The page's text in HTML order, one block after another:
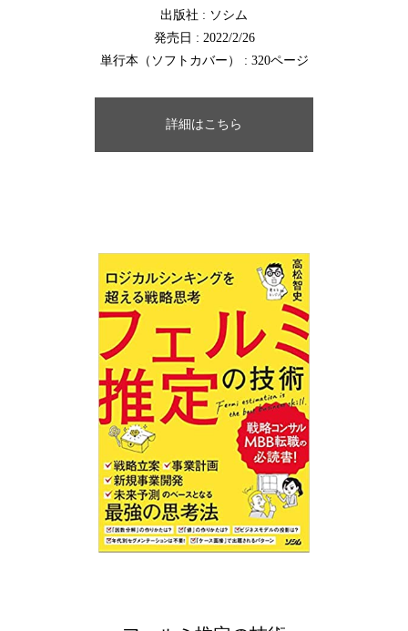
出版社 : ソシム
発売日 : 2022/2/26
単行本（ソフトカバー） : 320ページ
詳細はこちら